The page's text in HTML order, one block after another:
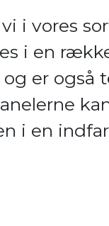
i vores
i en
er også
i en